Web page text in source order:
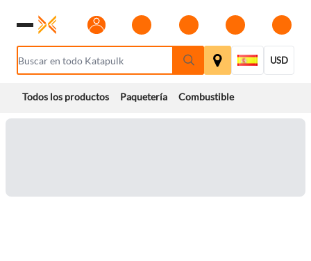
USD
Todos los productos Paquetería Combustible